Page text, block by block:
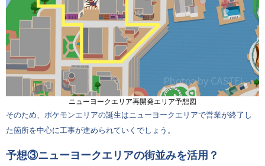
ニューヨークエリア再開発エリア予想図
そのため、ポケモンエリアの誕生はニューヨークエリアで営業が終了し
た箇所を中心に工事が進められていくでしょう。
予想③ニューヨークエリアの街並みを活用？